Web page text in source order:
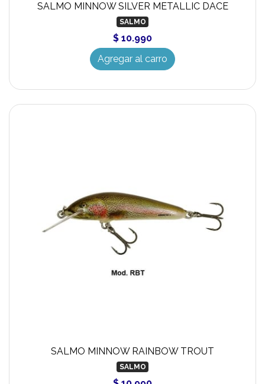
SALMO MINNOW SILVER METALLIC DACE
SALMO
$ 10.990
Agregar al carro
SALMO MINNOW RAINBOW TROUT
SALMO